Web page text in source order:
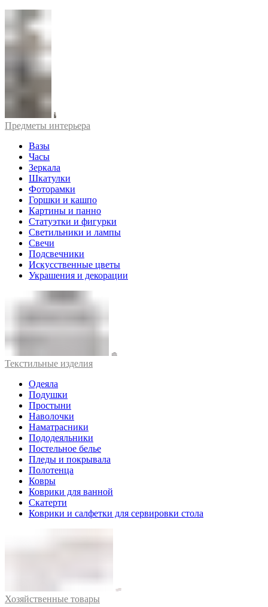
Предметы интерьера
Вазы
Часы
Зеркала
Шкатулки
Фоторамки
Горшки и кашпо
Картины и панно
Статуэтки и фигурки
Светильники и лампы
Свечи
Подсвечники
Искусственные цветы
Украшения и декорации
Текстильные изделия
Одеяла
Подушки
Простыни
Наволочки
Наматрасники
Пододеяльники
Постельное белье
Пледы и покрывала
Полотенца
Ковры
Коврики для ванной
Скатерти
Коврики и салфетки для сервировки стола
Хозяйственные товары